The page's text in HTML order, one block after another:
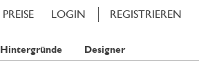
LOGIN REGISTRIEREN
PREISE
Hintergründe Designer